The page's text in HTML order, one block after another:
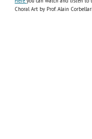
Choral Art by Prof. Alain